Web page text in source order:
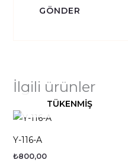
İlgili ürünler
TÜKENMIŞ
Y-116-A
₺800,00